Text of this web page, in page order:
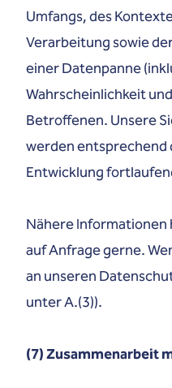
Umfangs, des
Verarbeitung sowie
einer Datenpanne
Wahrscheinlichkeit
Betroffenen. Unsere
werden entsprechend
Entwicklung
Nähere Informationen
auf Anfrage gerne.
an unseren
unter A.(3)).
(7) Zusammenarbeit